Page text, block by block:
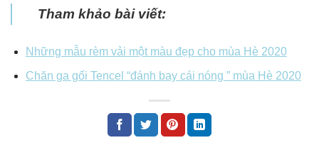
Tham khảo bài viết:
Những mẫu rèm vải một màu đẹp cho mùa Hè 2020
Chăn ga gối Tencel “đánh bay cái nóng ” mùa Hè 2020